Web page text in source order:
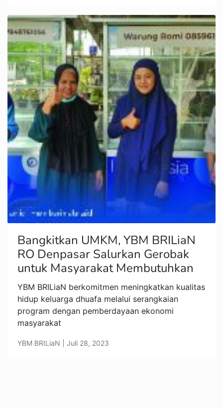
Bangkitkan UMKM, YBM BRILiaN
RO Denpasar Salurkan Gerobak
untuk Masyarakat Membutuhkan
YBM BRILiaN berkomitmen meningkatkan kualitas
hidup keluarga dhuafa melalui serangkaian
program dengan pemberdayaan ekonomi
masyarakat
YBM BRILiaN | Juli 28, 2023